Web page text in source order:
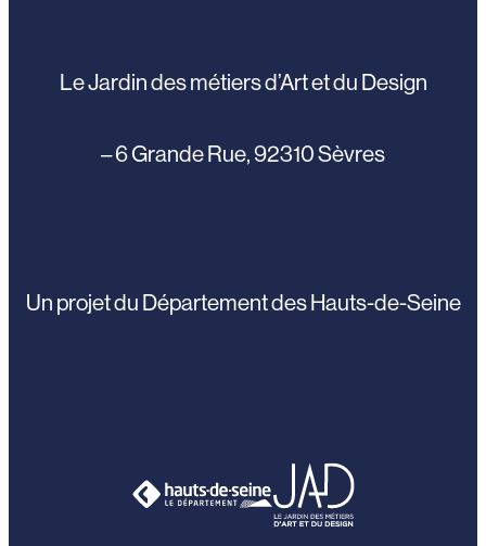
Le Jardin des métiers d’Art et du Design
– 6 Grande Rue, 92310 Sèvres
Un projet du Département des Hauts-de-Seine